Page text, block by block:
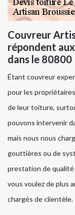
Couvreur
répondent
dans le 80800
Étant couvreur
pour les
de leur toiture,
pouvons intervenir
mais nous nous
gouttières ou de
prestation de qualité
vous voulez de plus
chargés de clientèle.